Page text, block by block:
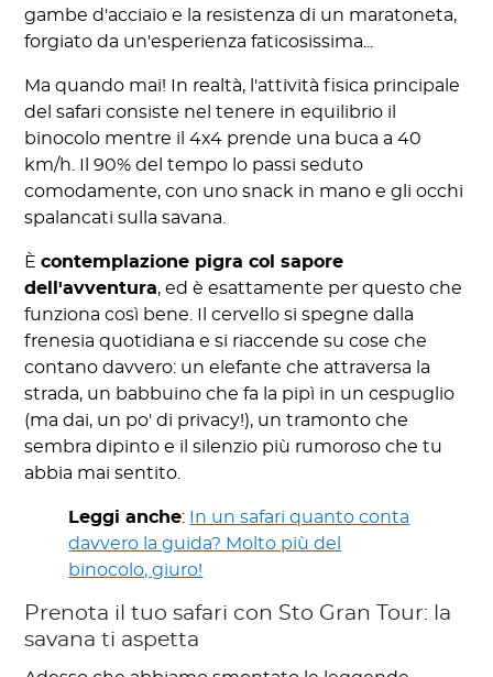
gambe d'acciaio e la resistenza di un maratoneta,
forgiato da un'esperienza faticosissima...
Ma quando mai! In realtà, l'attività fisica principale
del safari consiste nel tenere in equilibrio il
binocolo mentre il 4x4 prende una buca a 40
km/h. Il 90% del tempo lo passi seduto
comodamente, con uno snack in mano e gli occhi
spalancati sulla savana.
Ècontemplazione pigra col sapore
dell'avventura, ed è esattamente per questo che
funziona così bene. Il cervello si spegne dalla
frenesia quotidiana e si riaccende su cose che
contano davvero: un elefante che attraversa la
strada, un babbuino che fa la pipì in un cespuglio
(ma dai, un po' di privacy!), un tramonto che
sembra dipinto e il silenzio più rumoroso che tu
abbia mai sentito.
Leggi anche:
In un safari quanto conta
davvero la guida? Molto più del
binocolo, giuro!
Prenota il tuo safari con Sto Gran Tour: la
savana ti aspetta